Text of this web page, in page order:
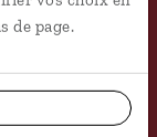
de page.
les seuls
font